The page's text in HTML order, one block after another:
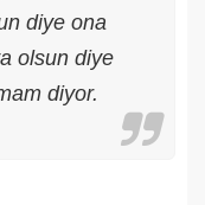
diye ona
olsun diye
diyor.